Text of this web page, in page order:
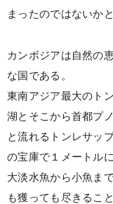
まったのではないか
カンボジアは自然の
な国である。
東南アジア最大のト
湖とそこから首都プ
と流れるトンレサッ
の宝庫で１メートル
大淡水魚から小魚ま
も獲っても尽きるこ